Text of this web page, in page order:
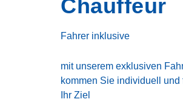
Chauffeur
Fahrer inklusive
mit unserem exklusiven
kommen Sie individuell und
Ihr Ziel